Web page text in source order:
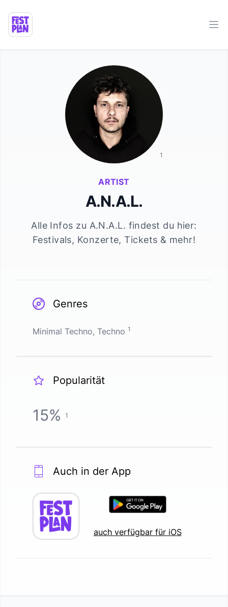
ARTIST
A.N.A.L.
Alle Infos zu A.N.A.L. findest du hier:
Festivals, Konzerte, Tickets & mehr!
1
Genres
Minimal Techno, Techno 1
Popularität
15% 1
Auch in der App
auch verfügbar für iOS